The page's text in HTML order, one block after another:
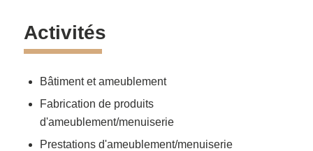
Activités
Bâtiment et ameublement
Fabrication de produits
d'ameublement/menuiserie
Prestations d'ameublement/menuiserie